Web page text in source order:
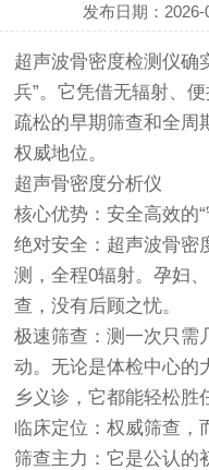
发布日期：2026-
超声波骨密度检测仪确
兵”。它凭借无辐射、
疏松的早期筛查和全周
权威地位。
超声骨密度分析仪
核心优势：安全高效的“
绝对安全：超声波骨密
测，全程0辐射。孕妇
查，没有后顾之忧。
极速筛查：测一次只需
动。无论是体检中心的
乡义诊，它都能轻松胜
临床定位：权威筛查，
筛查主力：它是公认的